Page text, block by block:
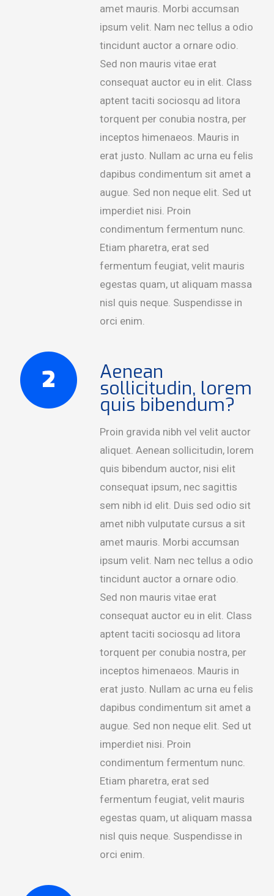
amet mauris. Morbi accumsan
ipsum velit. Nam nec tellus a odio
tincidunt auctor a ornare odio.
Sed non mauris vitae erat
consequat auctor eu in elit. Class
aptent taciti sociosqu ad litora
torquent per conubia nostra, per
inceptos himenaeos. Mauris in
erat justo. Nullam ac urna eu felis
dapibus condimentum sit amet a
augue. Sed non neque elit. Sed ut
imperdiet nisi. Proin
condimentum fermentum nunc.
Etiam pharetra, erat sed
fermentum feugiat, velit mauris
egestas quam, ut aliquam massa
nisl quis neque. Suspendisse in
orci enim.
Aenean
sollicitudin, lorem
quis bibendum?
Proin gravida nibh vel velit auctor
aliquet. Aenean sollicitudin, lorem
quis bibendum auctor, nisi elit
consequat ipsum, nec sagittis
sem nibh id elit. Duis sed odio sit
amet nibh vulputate cursus a sit
amet mauris. Morbi accumsan
ipsum velit. Nam nec tellus a odio
tincidunt auctor a ornare odio.
Sed non mauris vitae erat
consequat auctor eu in elit. Class
aptent taciti sociosqu ad litora
torquent per conubia nostra, per
inceptos himenaeos. Mauris in
erat justo. Nullam ac urna eu felis
dapibus condimentum sit amet a
augue. Sed non neque elit. Sed ut
imperdiet nisi. Proin
condimentum fermentum nunc.
Etiam pharetra, erat sed
fermentum feugiat, velit mauris
egestas quam, ut aliquam massa
nisl quis neque. Suspendisse in
orci enim.